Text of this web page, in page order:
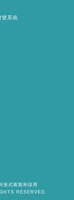
號系統
形式複製和採用
RESERVED.